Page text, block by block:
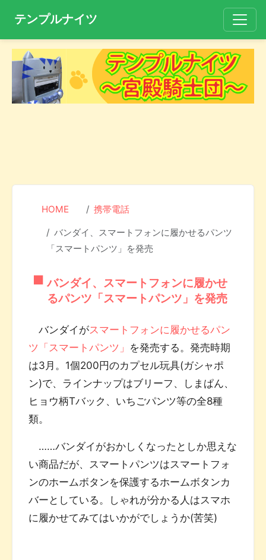
テンプルナイツ
HOME 携帯電話
バンダイ、スマートフォンに履かせるパンツ
「スマートパンツ」を発売
バンダイ、スマートフォンに履かせ
るパンツ「スマートパンツ」を発売
バンダイがスマートフォンに履かせるパン
ツ「スマートパンツ」 を発売する。発売時期
は3月。1個200円のカプセル玩具(ガシャポ
ン)で、ラインナップはブリーフ、しまぱん、
ヒョウ柄Tバック、いちごパンツ等の全8種
類。
……バンダイがおかしくなったとしか思えな
い商品だが、スマートパンツはスマートフォ
ンのホームボタンを保護するホームボタンカ
バーとしている。しゃれが分かる人はスマホ
に履かせてみてはいかがでしょうか(苦笑)